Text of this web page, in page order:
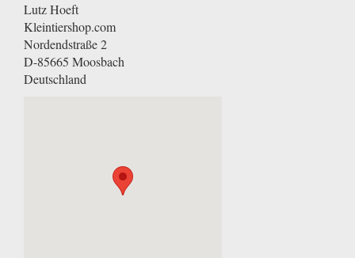
Lutz Hoeft
Kleintiershop.com
Nordendstraße 2
D-85665 Moosbach
Deutschland